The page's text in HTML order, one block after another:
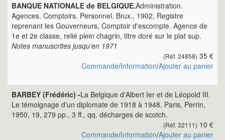
BANQUE NATIONALE de BELGIQUE.Administration.
Agences. Comptoirs. Personnel. Brux., 1902, Registre
reprenant les Gouverneurs, Comptoir d'escompte. Agence de
1e et 2e classe, relié plein chagrin, titre doré sur le plat sup.
Notes manuscrites jusqu'en 1971
(Réf. 24858) 35 €
Commande/Information/Ajouter au panier
BARBEY (Frédéric) -La Belgique d'Albert Ier et de Léopold III.
Le témoignage d'un diplomate de 1918 à 1948. Paris, Perrin,
1950, 19, 279 pp., 3 ff., qq. décharges de scotch.
(Réf. 32111) 10 €
Commande/Information/Ajouter au panier